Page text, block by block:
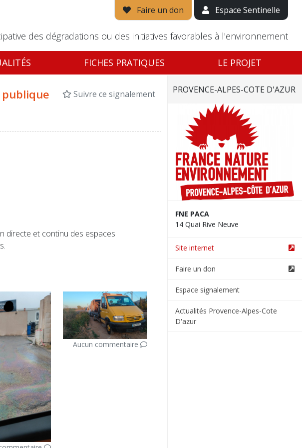
Faire un don Espace Sentinelle
des dégradations ou des initiatives favorables à l'environnement
FICHES PRATIQUES LE PROJET
Suivre ce signalement
directe et continu des espaces
Aucun commentaire
PROVENCE-ALPES-COTE D'AZUR
FNE PACA
14 Quai Rive Neuve
Site internet
Faire un don
Espace signalement
Actualités Provence-Alpes-Cote
D'azur